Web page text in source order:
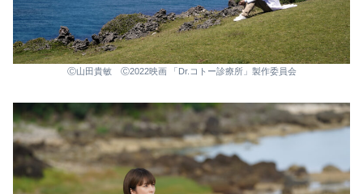
Ⓒ山田貴敏 Ⓒ2022映画 「Dr.コトー診療所」製作委員会